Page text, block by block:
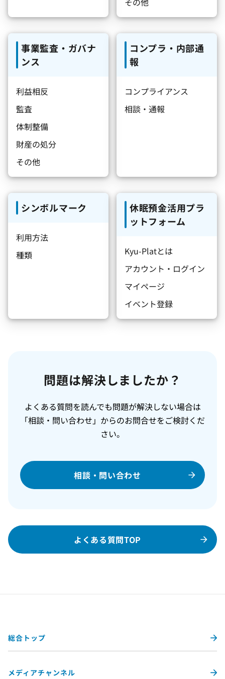
事業監査・ガバナ
ンス
利益相反
監査
体制整備
財産の処分
その他
コンプラ・内部通
報
コンプライアンス
相談・通報
シンボルマーク
利用方法
種類
休眠預金活用プラ
ットフォーム
Kyu-Platとは
アカウント・ログイン
マイページ
イベント登録
問題は解決しましたか？
よくある質問を読んでも問題が解決しない場合は
「相談・問い合わせ」からのお問合せをご検討くだ
さい。
相談・問い合わせ
よくある質問TOP
総合トップ
メディアチャンネル